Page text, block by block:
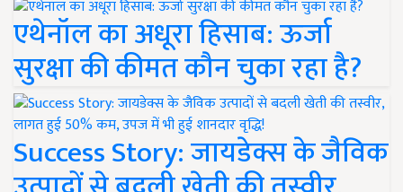
एथेनॉल का अधूरा हिसाब: ऊर्जा
सुरक्षा की कीमत कौन चुका रहा है?
Success Story: जायडेक्स के जैविक